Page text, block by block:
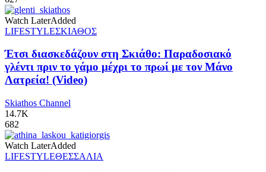
Watch LaterAdded
LIFESTYLEΣΚΙΑΘΟΣ
Έτσι διασκεδάζουν στη Σκιάθο: Παραδοσιακό
γλέντι πριν το γάμο μέχρι το πρωί με τον Μάνο
Λατρεία! (Video)
Skiathos Channel
14.7K
682
Watch LaterAdded
LIFESTYLEΘΕΣΣΑΛΙΑ